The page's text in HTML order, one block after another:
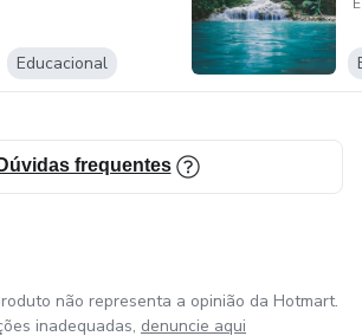
Educacional
Dúvidas frequentes
não representa a opinião da Hotmart.
inadequadas, denuncie aqui